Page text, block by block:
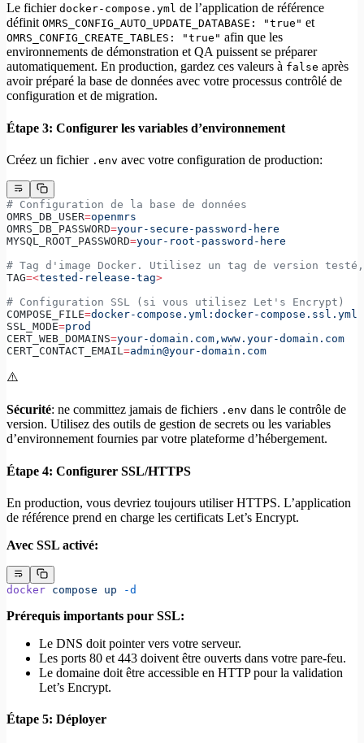
Le fichier docker-compose.yml de l’application de référence
définit OMRS_CONFIG_AUTO_UPDATE_DATABASE: "true" et
OMRS_CONFIG_CREATE_TABLES: "true" afin que les
environnements de démonstration et QA puissent se préparer
automatiquement. En production, gardez ces valeurs à false après
avoir préparé la base de données avec votre processus contrôlé de
configuration et de migration.
Étape 3: Configurer les variables d’environnement
Créez un fichier .env avec votre configuration de production:
# Configuration de la base de données
OMRS_DB_USER=openmrs
OMRS_DB_PASSWORD=your-secure-password-here
MYSQL_ROOT_PASSWORD=your-root-password-here
# Tag d'image Docker. Utilisez un tag de version
TAG=<tested-release-tag>
# Configuration SSL (si vous utilisez Let's Encrypt)
COMPOSE_FILE=docker-compose.yml:docker-compose.ssl.yml
SSL_MODE=prod
CERT_WEB_DOMAINS=your-domain.com,www.your-domain.com
CERT_CONTACT_EMAIL=admin@your-domain.com
⚠️
Sécurité: ne committez jamais de fichiers .env dans le contrôle de
version. Utilisez des outils de gestion de secrets ou les variables
d’environnement fournies par votre plateforme d’hébergement.
Étape 4: Configurer SSL/HTTPS
En production, vous devriez toujours utiliser HTTPS. L’application
de référence prend en charge les certificats Let’s Encrypt.
Avec SSL activé:
docker compose up -d
Prérequis importants pour SSL:
Le DNS doit pointer vers votre serveur.
Les ports 80 et 443 doivent être ouverts dans votre pare-feu.
Le domaine doit être accessible en HTTP pour la validation
Let’s Encrypt.
Étape 5: Déployer